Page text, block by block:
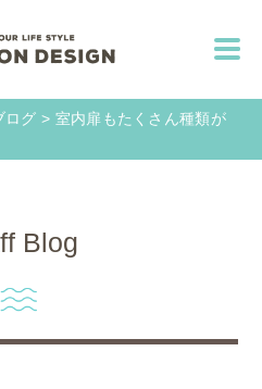
ログ > 室内扉もたくさん種類が
Blog